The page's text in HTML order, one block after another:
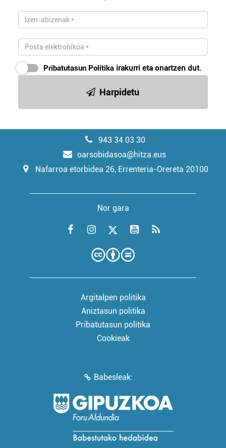
Pribatutasun Politika irakurri eta onartzen dut.
Harpidetu
943 34 03 30
oarsobidasoa@hitza.eus
Nafarroa etorbidea 26, Errenteria-Orereta 20100
Nor gara
Argitalpen politika
Aniztasun politika
Pribatutasun politika
Cookieak
Babesleak: